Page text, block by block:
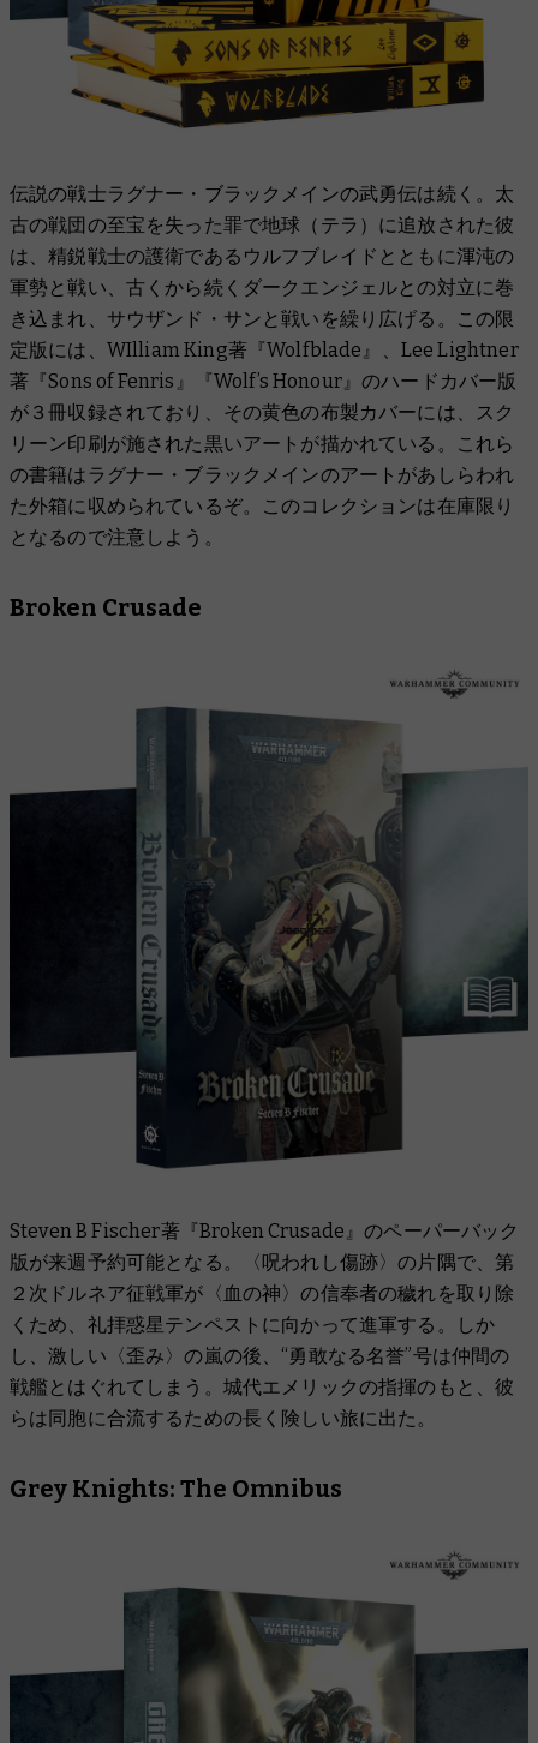
伝説の戦士ラグナー・ブラックメインの武勇伝は続く。太
古の戦団の至宝を失った罪で地球（テラ）に追放された彼
は、精鋭戦士の護衛であるウルフブレイドとともに渾沌の
軍勢と戦い、古くから続くダークエンジェルとの対立に巻
き込まれ、サウザンド・サンと戦いを繰り広げる。この限
定版には、WIlliam King著『Wolfblade』、Lee Lightner
著『Sons of Fenris』『Wolf’s Honour』のハードカバー版
が３冊収録されており、その黄色の布製カバーには、スク
リーン印刷が施された黒いアートが描かれている。これら
の書籍はラグナー・ブラックメインのアートがあしらわれ
た外箱に収められているぞ。このコレクションは在庫限り
となるので注意しよう。
Broken Crusade
Steven B Fischer著『Broken Crusade』のペーパーバック
版が来週予約可能となる。〈呪われし傷跡〉の片隅で、第
２次ドルネア征戦軍が〈血の神〉の信奉者の穢れを取り除
くため、礼拝惑星テンペストに向かって進軍する。しか
し、激しい〈歪み〉の嵐の後、“勇敢なる名誉”号は仲間の
戦艦とはぐれてしまう。城代エメリックの指揮のもと、彼
らは同胞に合流するための長く険しい旅に出た。
Grey Knights: The Omnibus